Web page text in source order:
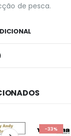
de pesca.
-33%